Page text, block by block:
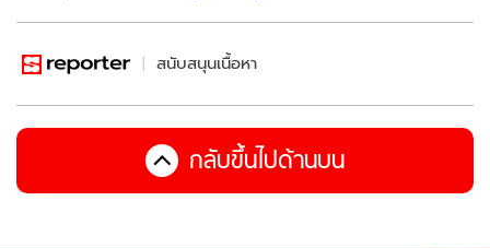
สนับสนุนเนื้อหา
กลับขึ้นไปด้านบน